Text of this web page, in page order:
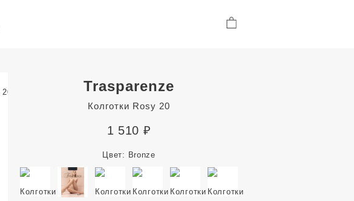
Trasparenze
Колготки Rosy 20
1 510 ₽
Цвет: Bronze